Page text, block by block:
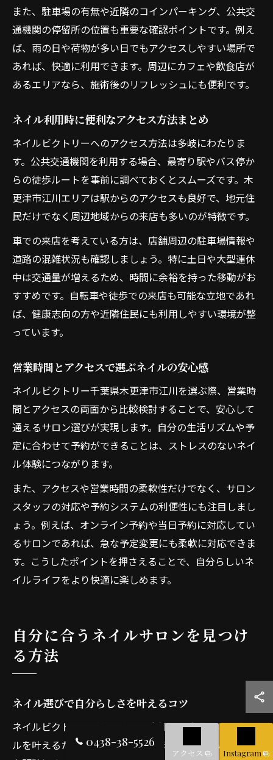
また、駐車場の有無や近隣のコインパーキング、公共交
通機関の停留所の位置も重要な確認ポイントです。例え
ば、雨の日や荷物が多い日でもアクセスしやすい場所で
あれば、快適に利用できます。周辺にカフェや飲食店が
あるエリアなら、施術後のリフレッシュにも便利です。
ネイル利用時に便利なアクセス方法まとめ
ネイルビクトリーへのアクセス方法は多岐にわたりま
す。公共交通機関を利用する場合、最寄り駅やバス停か
らの徒歩ルートを事前に調べておくとスムーズです。木
更津市江川エリアは駅からのアクセスも良好で、地元住
民だけでなく周辺地域からの来店も多いのが特徴です。
車での来店を考えている方は、店舗周辺の駐車場情報や
道路の混雑状況も確認しましょう。特に土日や大型連休
中は交通量が増えるため、時間に余裕を持った移動がお
すすめです。自転車や徒歩での来店も可能な立地であれ
ば、健康志向の方や近隣住民にも利用しやすい環境が整
っています。
営業時間とアクセスで選ぶネイルの安心感
ネイルビクトリー千葉県木更津市江川を選ぶ際、営業時
間とアクセスの両面から比較検討することで、安心して
通えるサロン選びが実現します。自分の生活リズムや予
定に合わせて予約ができることは、ストレスのないネイ
ル体験につながります。
また、アクセスや営業時間の柔軟性だけでなく、サロン
スタッフの対応や予約システムの利便性にも注目しまし
ょう。例えば、オンライン予約や当日予約に対応してい
るサロンであれば、急な予定変更にも柔軟に対応できま
す。こうしたポイントを押さえることで、自分らしいネ
イルライフをより快適に楽しめます。
自分に合うネイルサロンを見つけ
る方法
ネイル選びで自分らしさを叶えるコツ
ネイルビクトリー千葉県木更津市江川で自分らしいネイ
ルを叶えるためには、まず自分のライフスタイルや好み
0438-38-5526
アクセス Instagram